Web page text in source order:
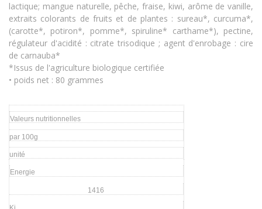
lactique; mangue naturelle, pêche, fraise, kiwi, arôme de vanille,
extraits colorants de fruits et de plantes : sureau*, curcuma*,
(carotte*, potiron*, pomme*, spiruline* carthame*), pectine,
régulateur d'acidité : citrate trisodique ; agent d'enrobage : cire
de carnauba*
*Issus de l'agriculture biologique certifiée
• poids net : 80 grammes
Valeurs nutritionnelles
par 100g
unité
Energie
1416